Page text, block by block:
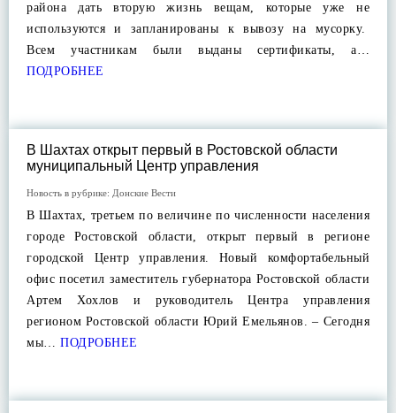
района дать вторую жизнь вещам, которые уже не
используются и запланированы к вывозу на мусорку.
Всем участникам были выданы сертификаты, а…
ПОДРОБНЕЕ
В Шахтах открыт первый в Ростовской области
муниципальный Центр управления
Новость в рубрике: Донские Вести
В Шахтах, третьем по величине по численности населения
городе Ростовской области, открыт первый в регионе
городской Центр управления. Новый комфортабельный
офис посетил заместитель губернатора Ростовской области
Артем Хохлов и руководитель Центра управления
регионом Ростовской области Юрий Емельянов. – Сегодня
мы… ПОДРОБНЕЕ